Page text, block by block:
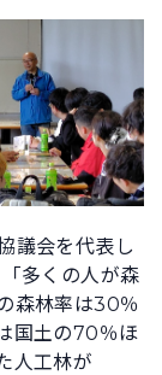
議会を代表し
多くの人が森
森林率は30％
国土の70％ほ
人工林が